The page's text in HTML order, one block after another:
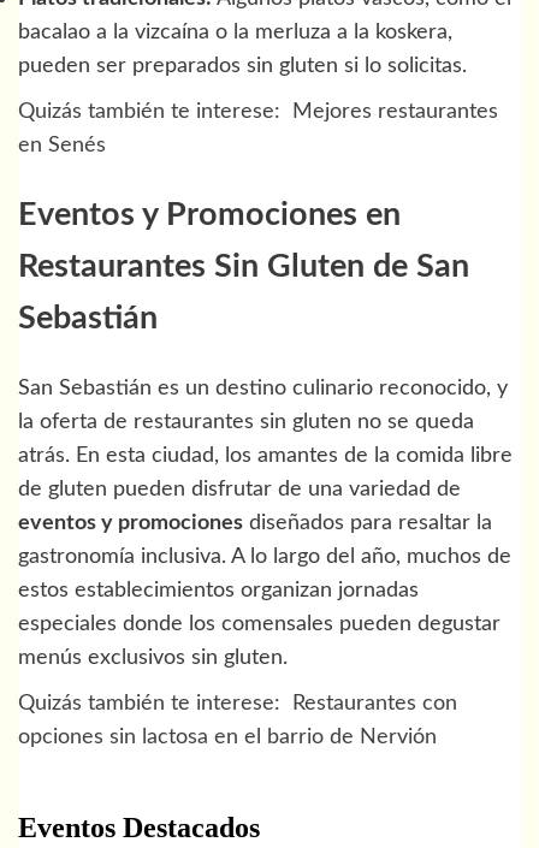
bacalao a la vizcaína o la merluza a la koskera,
pueden ser preparados sin gluten si lo solicitas.
Quizás también te interese:
Mejores restaurantes
en Senés
Eventos y Promociones en
Restaurantes Sin Gluten de San
Sebastián
San Sebastián es un destino culinario reconocido, y
la oferta de restaurantes sin gluten no se queda
atrás. En esta ciudad, los amantes de la comida libre
de gluten pueden disfrutar de una variedad de
eventos y promociones diseñados para resaltar la
gastronomía inclusiva. A lo largo del año, muchos de
estos establecimientos organizan jornadas
especiales donde los comensales pueden degustar
menús exclusivos sin gluten.
Quizás también te interese:
Restaurantes con
opciones sin lactosa en el barrio de Nervión
Eventos Destacados